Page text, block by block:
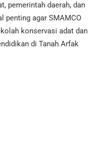
pemerintah daerah, dan
penting agar SMAMCO
konservasi adat dan
di Tanah Arfak